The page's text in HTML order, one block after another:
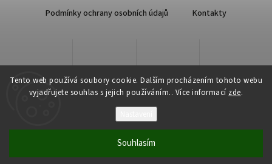
Tento web používá soubory cookie. Dalším procházením tohoto webu
vyjadřujete souhlas s jejich používáním.. Více informací zde.
Souhlasím
Podmínky ochrany osobních údajů
Kontakty
Qsport.cz. Všechna práva vyhrazena.